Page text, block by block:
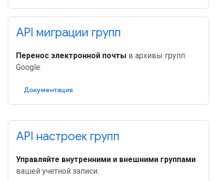
API миграции групп
Перенос электронной почты в архивы групп
Google.
Документация
API настроек групп
Управляйте внутренними и внешними группами
вашей учетной записи.